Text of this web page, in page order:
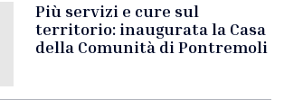
Più servizi e cure sul
territorio: inaugurata la Casa
della Comunità di Pontremoli